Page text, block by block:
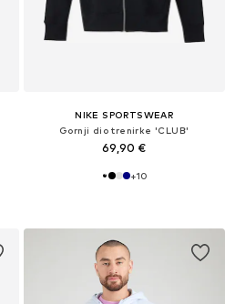
NIKE SPORTSWEAR
Gornji dio trenirke 'CLUB'
69,90 €
+10